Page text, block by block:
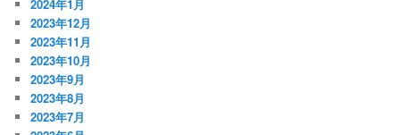
2024年1月
2023年12月
2023年11月
2023年10月
2023年9月
2023年8月
2023年7月